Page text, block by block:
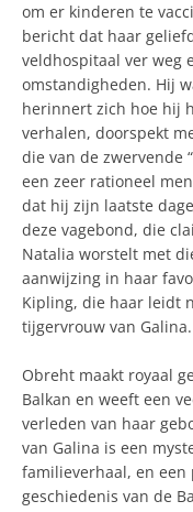
om er kinderen te
bericht dat haar
veldhospitaal ver weg
omstandigheden. Hij
herinnert zich hoe hij
verhalen, doorspekt
die van de zwervende
een zeer rationeel
dat hij zijn laatste
deze vagebond, die
Natalia worstelt met
aanwijzing in haar
Kipling, die haar leidt
tijgervrouw van Galina.
Obreht maakt royaal
Balkan en weeft een
verleden van haar
van Galina is een
familieverhaal, en
geschiedenis van de